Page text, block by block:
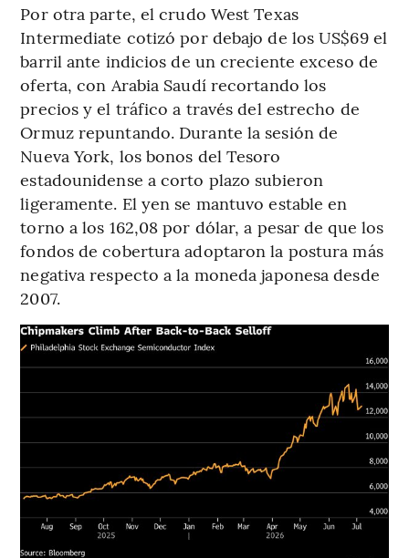
Por otra parte, el crudo West Texas
Intermediate cotizó por debajo de los US$69 el
barril ante indicios de un creciente exceso de
oferta, con Arabia Saudí recortando los
precios y el tráfico a través del estrecho de
Ormuz repuntando. Durante la sesión de
Nueva York, los bonos del Tesoro
estadounidense a corto plazo subieron
ligeramente. El yen se mantuvo estable en
torno a los 162,08 por dólar, a pesar de que los
fondos de cobertura adoptaron la postura más
negativa respecto a la moneda japonesa desde
2007.